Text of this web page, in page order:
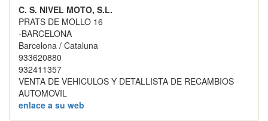
C. S. NIVEL MOTO, S.L.
PRATS DE MOLLO 16
-BARCELONA
Barcelona / Cataluna
933620880
932411357
VENTA DE VEHICULOS Y DETALLISTA DE RECAMBIOS
AUTOMOVIL
enlace a su web